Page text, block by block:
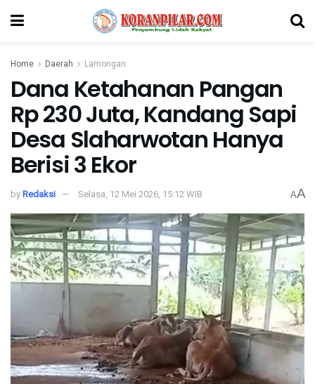
Home Daerah Lamongan
Dana Ketahanan Pangan
Rp 230 Juta, Kandang Sapi
Desa Slaharwotan Hanya
Berisi 3 Ekor
by Redaksi Selasa, 12 Mei 2026, 15:12 WIB AA